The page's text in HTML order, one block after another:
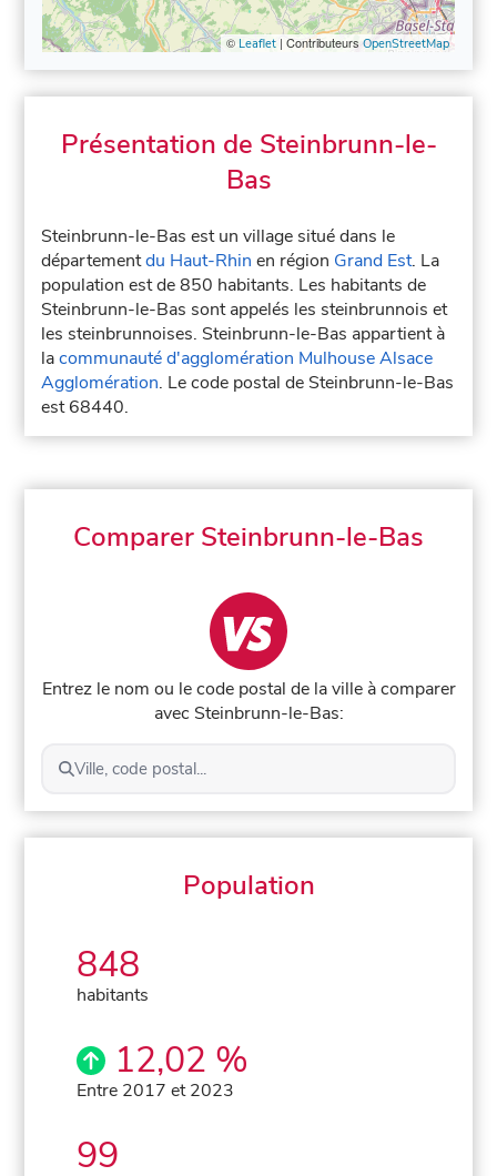
© Leaflet| ContributeursOpenStreetMap
Présentation de Steinbrunn-le-
Bas
Steinbrunn-le-Bas est un village situé dans le
départementdu Haut-Rhin en région Grand Est. La
population est de 850 habitants. Les habitants de
Steinbrunn-le-Bas sont appelés les steinbrunnois et
les steinbrunnoises. Steinbrunn-le-Bas appartient à
lacommunauté d'agglomération Mulhouse Alsace
Agglomération. Le code postal de Steinbrunn-le-Bas
est 68440.
Comparer Steinbrunn-le-Bas
Entrez le nom ou le code postal de la ville à comparer
avec Steinbrunn-le-Bas:
Ville, code postal...
Population
848
habitants
12,02 %
Entre 2017 et 2023
99